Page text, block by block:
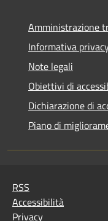
Amministrazione
Informativa
Note legali
Obiettivi di
Dichiarazione di
Piano di
RSS
Accessibilità
Privacy